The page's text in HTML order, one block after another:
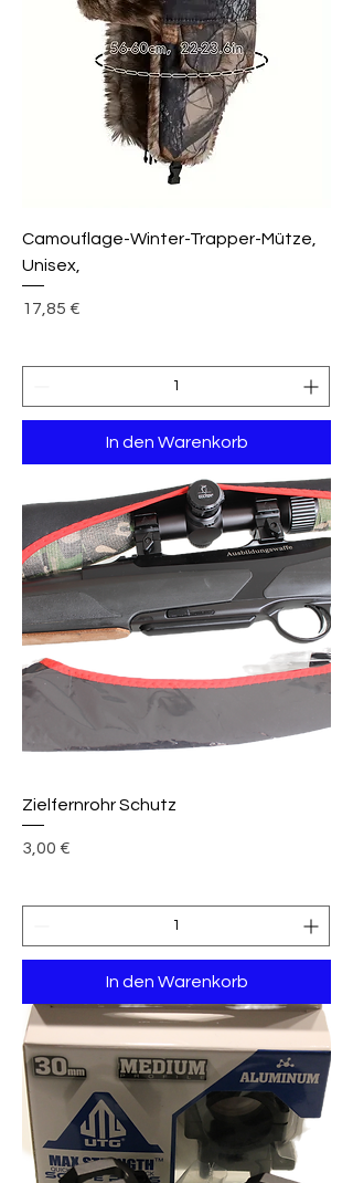
Camouflage-Winter-Trapper-Mütze,
Unisex,
Preis
17,85 €
In den Warenkorb
Zielfernrohr Schutz
Preis
3,00 €
In den Warenkorb